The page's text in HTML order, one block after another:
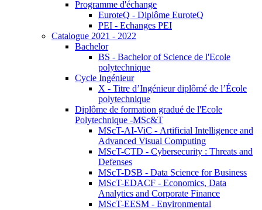
Programme d'échange
EuroteQ - Diplôme EuroteQ
PEI - Echanges PEI
Catalogue 2021 - 2022
Bachelor
BS - Bachelor of Science de l'Ecole
polytechnique
Cycle Ingénieur
X - Titre d’Ingénieur diplômé de l’École
polytechnique
Diplôme de formation gradué de l'Ecole
Polytechnique -MSc&T
MScT-AI-ViC - Artificial Intelligence and
Advanced Visual Computing
MScT-CTD - Cybersecurity : Threats and
Defenses
MScT-DSB - Data Science for Business
MScT-EDACF - Economics, Data
Analytics and Corporate Finance
MScT-EESM - Environmental